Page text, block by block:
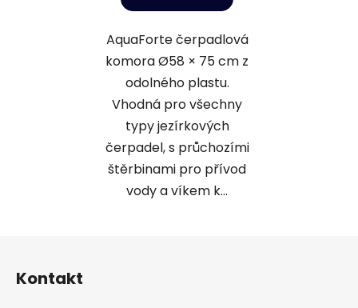
AquaForte čerpadlová
komora Ø58 × 75 cm z
odolného plastu.
Vhodná pro všechny
typy jezírkových
čerpadel, s průchozími
štěrbinami pro přívod
vody a víkem k...
Kontakt